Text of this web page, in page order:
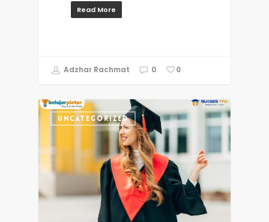
Read More
Adzhar Rachmat 0 0
UNCATEGORIZED